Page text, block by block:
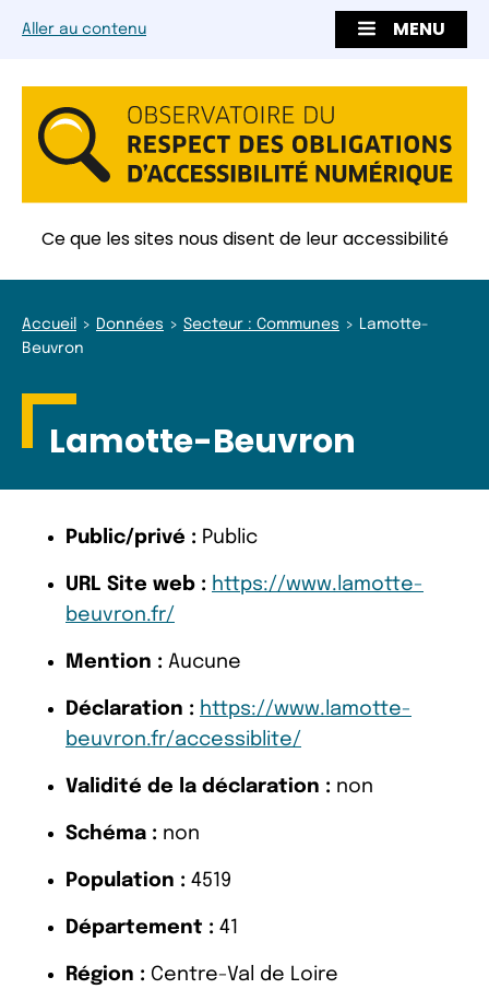
Aller au contenu MENU
Ce que les sites nous disent de leur accessibilité
Accueil Données Secteur : Communes
Lamotte-
Beuvron
Lamotte-Beuvron
Public/privé : Public
URL Site web : https://www.lamotte-
beuvron.fr/
Mention : Aucune
Déclaration : https://www.lamotte-
beuvron.fr/accessiblite/
Validité de la déclaration : non
Schéma : non
Population : 4519
Département : 41
Région : Centre-Val de Loire